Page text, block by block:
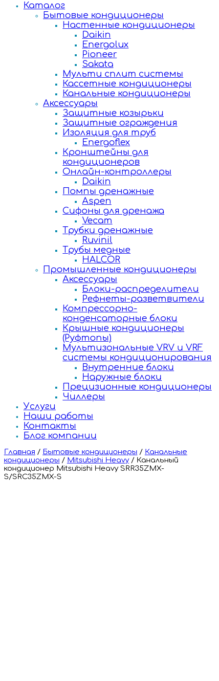
Каталог
Бытовые кондиционеры
Настенные кондиционеры
Daikin
Energolux
Pioneer
Sakata
Мульти сплит системы
Кассетные кондиционеры
Канальные кондиционеры
Аксессуары
Защитные козырьки
Защитные ограждения
Изоляция для труб
Energoflex
Кронштейны для
кондиционеров
Онлайн-контроллеры
Daikin
Помпы дренажные
Aspen
Сифоны для дренажа
Vecam
Трубки дренажные
Ruvinil
Трубы медные
HALCOR
Промышленные кондиционеры
Аксессуары
Блоки-распределители
Рефнеты-разветвители
Компрессорно-
конденсаторные блоки
Крышные кондиционеры
(Руфтопы)
Мультизональные VRV и VRF
системы кондиционирования
Внутренние блоки
Наружные блоки
Прецизионные кондиционеры
Чиллеры
Услуги
Наши работы
Контакты
Блог компании
Главная / Бытовые кондиционеры / Канальные
кондиционеры / Mitsubishi Heavy / Канальный
кондиционер Mitsubishi Heavy SRR35ZMX-
S/SRC35ZMX-S